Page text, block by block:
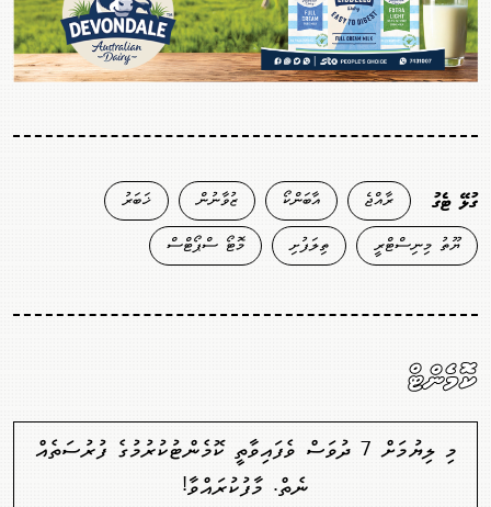
ގުޅޭ ޓެގު ރާއްޖެ އާބަންކޯ ޒުވާނުން
ޚަބަރު
ޔޫތު މިނިސްޓްރީ
ތިލަފުށި މޮޓޯ ސްޕޯޓްސް
ކޮމެންޓް
މި ލިޔުމަށް 7 ދުވަސް ވެފައިވާތީ ކޮމެންޓުކުރުމުގެ ފުރުސަތެއް
ނެތް. މާފުކުރައްވާ!